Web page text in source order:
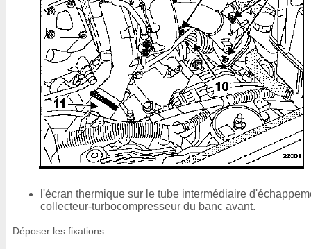
l'écran thermique sur le tube intermédiaire
collecteur-turbocompresseur du banc avant.
Déposer les fixations :